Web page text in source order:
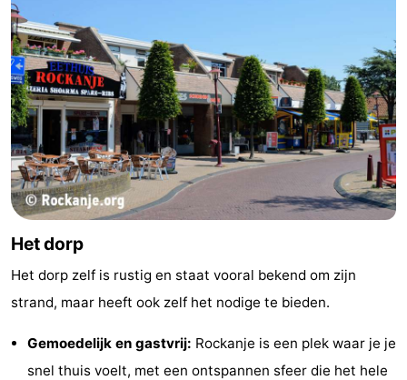
Den
Haag
-
Rotterdam
Zeeland
Schouwen-
Duiveland
-
Renesse
-
Brouwershaven
-
Bruinisse
-
Natuur
Het dorp
Het dorp zelf is rustig en staat vooral bekend om zijn
strand, maar heeft ook zelf het nodige te bieden.
Gemoedelijk en gastvrij: Rockanje is een plek waar je je
snel thuis voelt, met een ontspannen sfeer die het hele